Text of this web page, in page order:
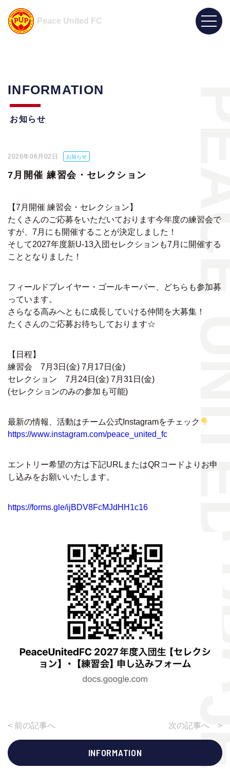
Peace United FC
PEACE
INFORMATION
お知らせ
2026年06月02日 お知らせ
7月開催 練習会・セレクション
【7月開催 練習会・セレクション】
たくさんのご応募をいただいております今年度の練習会で
すが、7月にも開催することが決定しました！
そして2027年度新U-13入団セレクションも7月に開催する
こととなりました！
フィールドプレイヤー・ゴールキーパー、どちらも参加募
っています。
さらなる高みへともに成長していける仲間を大募集！
たくさんのご応募お待ちしております☆
【日程】
練習会 7月3日(金) 7月17日(金)
セレクション 7月24日(金) 7月31日(金)
(セレクションのみの参加も可能)
最新の情報、活動はチーム公式Instagramをチェック
https://www.instagram.com/peace_united_fc
エントリー希望の方は下記URLまたはQRコードよりお申
し込みをお願いいたします。
https://forms.gle/ijBDV8FcMJdHH1c16
< 前の記事へ 次の記事へ >
INFORMATION